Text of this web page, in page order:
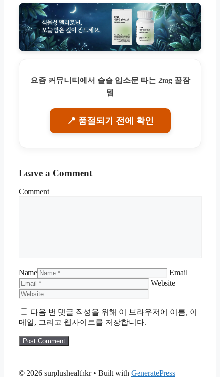
요즘 커뮤니티에서 슬슬 입소문 타는 2mg 꿀잠
템
📍 품절되기 전에 확인
Leave a Comment
Comment
Name
Email
Website
다음 번 댓글 작성을 위해 이 브라우저에 이름, 이
메일, 그리고 웹사이트를 저장합니다.
© 2026 surplushealthkr• Built with GeneratePress